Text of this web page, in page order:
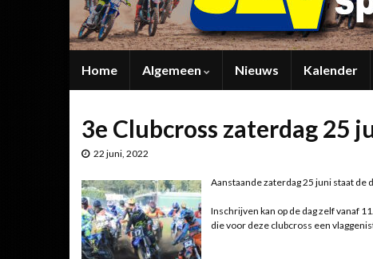
Home Algemeen Nieuws Kalender
3e Clubcross zaterdag 25
22 juni, 2022
Aanstaande zaterdag 25 juni staat de
Inschrijven kan op de dag zelf vanaf
die voor deze clubcross een